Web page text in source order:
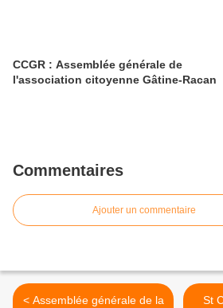
CCGR : Assemblée générale de
l'association citoyenne Gâtine-Racan
Commentaires
Ajouter un commentaire
< Assemblée générale de la
St